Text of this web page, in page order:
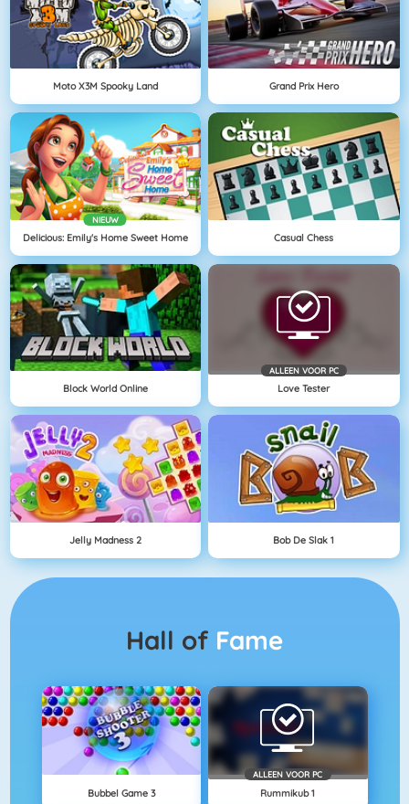
Moto X3M Spooky Land Grand Prix Hero
NIEUW
Delicious: Emily's Home Sweet Home Casual Chess
Block World Online
ALLEEN VOOR PC
Love Tester
Jelly Madness 2 Bob De Slak 1
Hall of Fame
Bubbel Game 3
ALLEEN VOOR PC
Rummikub 1